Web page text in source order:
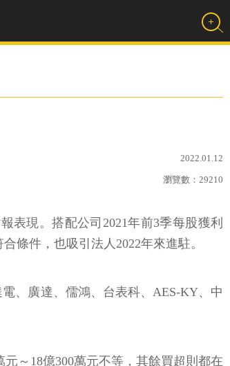
2022.01.12
瀏覽數： 29210
表現。搭配公司2021年前3季每股獲利
條件，也吸引法人2022年來進駐。
、廣達、儒鴻、台表科、AES-KY、中
～18億300萬元不等，其餘買超則都在